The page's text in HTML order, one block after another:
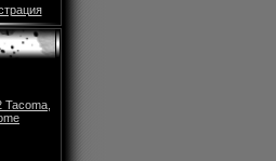
Tacoma,